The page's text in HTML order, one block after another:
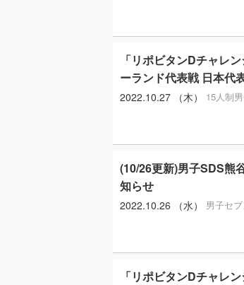
「リポビタンDチャレ
ーランド代表戦 日本代
2022.10.27 （木） 15人制
(10/26更新)男子SDS熊
知らせ
2022.10.26 （水） 男子セ
「リポビタンDチャレ